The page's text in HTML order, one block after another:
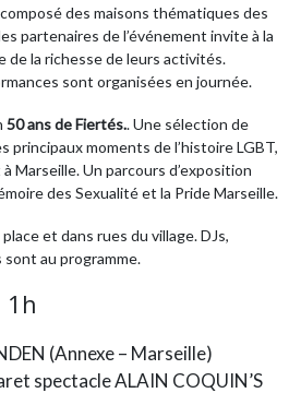
des maisons thématiques des
partenaires de l’événement invite à la
la richesse de leurs activités.
sont organisées en journée.
50 ans de Fiertés.. Une sélection de
principaux moments de l’histoire LGBT,
Marseille. Un parcours d’exposition
des Sexualité et la Pride Marseille.
et dans rues du village. DJs,
au programme.
1h
(Annexe – Marseille)
spectacle ALAIN COQUIN’S